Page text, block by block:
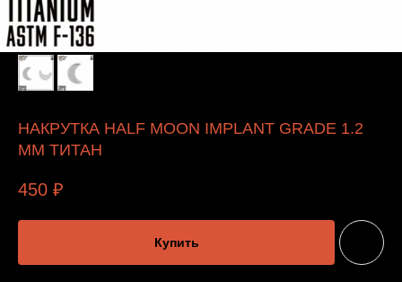
НАКРУТКА HALF MOON IMPLANT GRADE 1.2
ММ ТИТАН
450 ₽
Купить